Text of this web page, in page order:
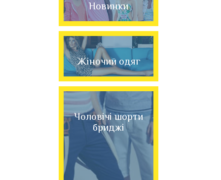
Новинки
Жіночий одяг
Чоловічі шорти
бриджі